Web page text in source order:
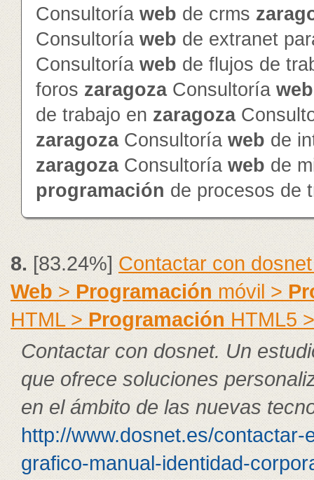
Consultoría web de crms
Consultoría web de extranet
Consultoría web de flujos de
foros zaragozaConsultoría web
de trabajo en zaragoza
zaragozaConsultoría web de
zaragozaConsultoría web de
programación de procesos de
8.[83.24%] Contactar con
Web> Programación móvil >
HTML >ProgramaciónHTML5
Contactar con dosnet. Un
que ofrece soluciones
en el ámbito de las nuevas
http://www.dosnet.es/contactar-
grafico-manual-identidad-